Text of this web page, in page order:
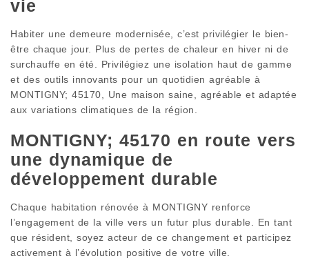
vie
Habiter une demeure modernisée, c’est privilégier le bien-
être chaque jour. Plus de pertes de chaleur en hiver ni de
surchauffe en été. Privilégiez une isolation haut de gamme
et des outils innovants pour un quotidien agréable à
MONTIGNY; 45170, Une maison saine, agréable et adaptée
aux variations climatiques de la région.
MONTIGNY; 45170 en route vers
une dynamique de
développement durable
Chaque habitation rénovée à MONTIGNY renforce
l’engagement de la ville vers un futur plus durable. En tant
que résident, soyez acteur de ce changement et participez
activement à l’évolution positive de votre ville.